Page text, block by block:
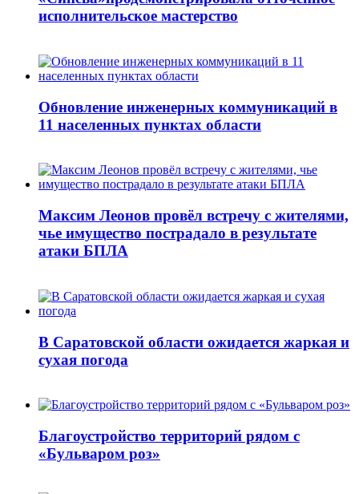
исполнительское мастерство
Обновление инженерных коммуникаций в
11 населенных пунктах области
Максим Леонов провёл встречу с жителями,
чье имущество пострадало в результате
атаки БПЛА
В Саратовской области ожидается жаркая и
сухая погода
Благоустройство территорий рядом с
«Бульваром роз»